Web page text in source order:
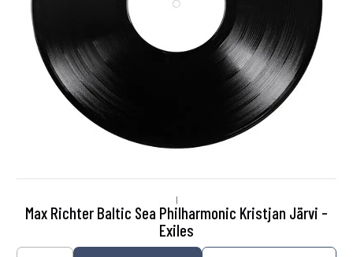
|
Max Richter Baltic Sea Philharmonic Kristjan Järvi -
Exiles